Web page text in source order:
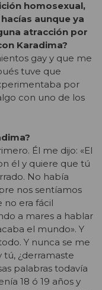
homosexual,
aunque ya
atracción por
Karadima?
gay y que me
tuve que
por
con uno de los
Él me dijo: «El
él y quiere que tú
No había
nos sentíamos
no era fácil
a mares a hablar
el mundo». Y
Y nunca se me
tú, ¿derramaste
palabras todavía
18 ó 19 años y